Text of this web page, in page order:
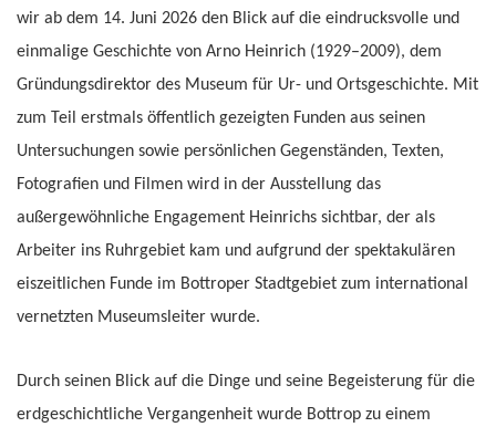
wir ab dem 14. Juni 2026 den Blick auf die eindrucksvolle und
einmalige Geschichte von Arno Heinrich (1929–2009), dem
Gründungsdirektor des Museum für Ur- und Ortsgeschichte. Mit
zum Teil erstmals öffentlich gezeigten Funden aus seinen
Untersuchungen sowie persönlichen Gegenständen, Texten,
Fotografien und Filmen wird in der Ausstellung das
außergewöhnliche Engagement Heinrichs sichtbar, der als
Arbeiter ins Ruhrgebiet kam und aufgrund der spektakulären
eiszeitlichen Funde im Bottroper Stadtgebiet zum international
vernetzten Museumsleiter wurde.
Durch seinen Blick auf die Dinge und seine Begeisterung für die
erdgeschichtliche Vergangenheit wurde Bottrop zu einem